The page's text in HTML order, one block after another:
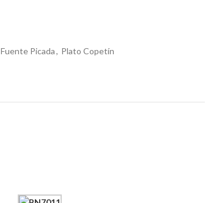
Fuente Picada, Plato Copetín